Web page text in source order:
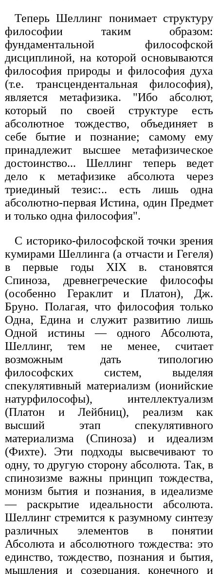
Теперь Шеллинг понимает структуру
философии таким образом:
фундаментальной философской
дисциплиной, на которой основываются
философия природы и философия духа
(т.е. трансцендентальная философия),
является метафизика. "Ибо абсолют,
который по своей структуре есть
абсолютное тождество, объединяет в
себе бытие и познание; самому ему
принадлежит высшее метафизическое
достоинство... Шеллинг теперь ведет
дело к метафизике абсолюта через
триединый тезис:.. есть лишь одна
абсолютно-первая Истина, один Предмет
и только одна философия".
С историко-философской точки зрения
кумирами Шеллинга (а отчасти и Гегеля)
в первые годы XIX в. становятся
Спиноза, древнегреческие философы
(особенно Гераклит и Платон), Дж.
Бруно. Полагая, что философия только
Одна, Едина и служит развитию лишь
Одной истины — одного Абсолюта,
Шеллинг, тем не менее, считает
возможным дать типологию
философских систем, выделяя
спекулятивный материализм (ионийские
натурфилософы), интеллектуализм
(Платон и Лейбниц), реализм как
высший этап спекулятивного
материализма (Спиноза) и идеализм
(Фихте). Эти подходы высвечивают то
одну, то другую сторону абсолюта. Так, в
спинозизме важны принцип тождества,
монизм бытия и познания, в идеализме
— раскрытие идеальности абсолюта.
Шеллинг стремится к разумному синтезу
различных элементов в понятии
Абсолюта и абсолютного тождества: это
единство, тождество, познания и бытия,
мышления и созерцания, конечного и